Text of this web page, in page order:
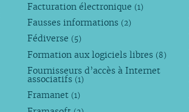
Facturation électronique (1)
Fausses informations (2)
Fédiverse (5)
Formation aux logiciels libres (8)
Fournisseurs d’accès à Internet
associatifs (1)
Framanet (1)